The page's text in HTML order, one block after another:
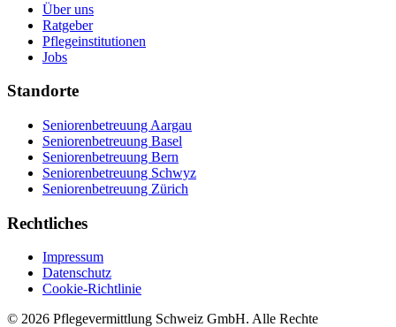
Über uns
Ratgeber
Pflegeinstitutionen
Jobs
Standorte
Seniorenbetreuung Aargau
Seniorenbetreuung Basel
Seniorenbetreuung Bern
Seniorenbetreuung Schwyz
Seniorenbetreuung Zürich
Rechtliches
Impressum
Datenschutz
Cookie-Richtlinie
© 2026 Pflegevermittlung Schweiz GmbH. Alle Rechte